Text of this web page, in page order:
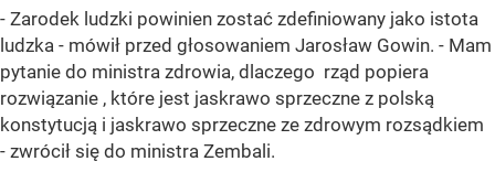
- Zarodek ludzki powinien zostać zdefiniowany jako istota
ludzka - mówił przed głosowaniem Jarosław Gowin. - Mam
pytanie do ministra zdrowia, dlaczego rząd popiera
rozwiązanie , które jest jaskrawo sprzeczne z polską
konstytucją i jaskrawo sprzeczne ze zdrowym rozsądkiem
- zwrócił się do ministra Zembali.